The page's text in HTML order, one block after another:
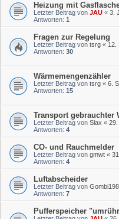
Heizung mit
Letzter Beitrag von JAU « 3.
Antworten: 1
Fragen zur Regelung
Letzter Beitrag von tsrg « 12.
Antworten: 30
Wärmemengenzähler
Letzter Beitrag von tsrg « 6.
Antworten: 15
Transport gebrauchter
Letzter Beitrag von Slax « 29.
Antworten: 4
CO- und Rauchmelder
Letzter Beitrag von gmwt «
Antworten: 4
Luftabscheider
Letzter Beitrag von
Antworten: 7
Pufferspeicher